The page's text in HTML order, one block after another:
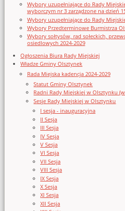
Wybory uzupełniające do Rady
wyborczym nr 3 zarządzone na dzień
Wybory uzupełniające do Rady
Wybory Przedterminowe Burmistrza
Wybory sołtysów, rad sołeckich,
osiedlowych 2024-2029
Ogłoszenia Biura Rady Miejskiej
Władze Gminy Olsztynek
Rada Miejska kadencja 2024-2029
Statut Gminy Olsztynek
Radni Rady Miejskiej w Olsztynku
Sesje Rady Miejskiej w Olsztynku
I sesja - inauguracyjna
II Sesja
III Sesja
IV Sesja
V Sesja
VI Sesja
VII Sesja
VIII Sesja
IX Sesja
X Sesja
XI Sesja
XII Sesja